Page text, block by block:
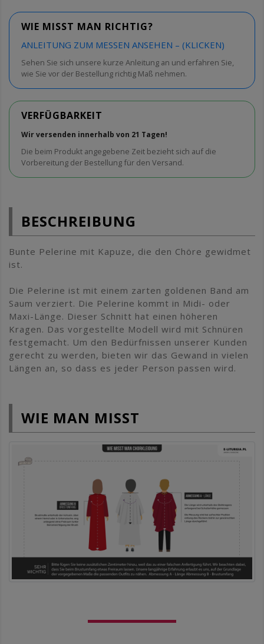
WIE MISST MAN RICHTIG?
ANLEITUNG ZUM MESSEN ANSEHEN – (KLICKEN)
Sehen Sie sich unsere kurze Anleitung an und erfahren Sie,
wie Sie vor der Bestellung richtig Maß nehmen.
VERFÜGBARKEIT
Wir versenden innerhalb von 21 Tagen!
Die beim Produkt angegebene Zeit bezieht sich auf die
Vorbereitung der Bestellung für den Versand.
BESCHREIBUNG
Bunte Pelerine mit Kapuze, die den Chöre gewidmet
ist.
Die Pelerine ist mit einem zarten goldenen Band am
Saum verziert. Die Pelerine kommt in Midi- oder
Maxi-Länge. Dieser Schnitt hat einen höheren
Kragen. Das vorgestellte Modell wird mit Schnüren
festgemacht. Um den Bedürfnissen unserer Kunden
gerecht zu werden, bieten wir das Gewand in vielen
Längen an, so dass es jeder Person passen wird.
WIE MAN MISST